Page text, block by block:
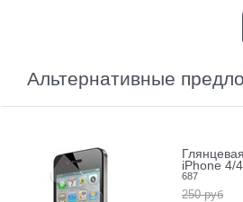
Альтернативные
iPhone 4/
687
250 руб